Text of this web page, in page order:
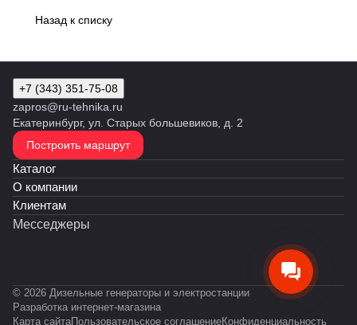
Назад к списку
+7 (343) 351-75-08
zapros@ru-tehnika.ru
Екатеринбург, ул. Старых большевиков, д. 2
Построить маршрут
Каталог
О компании
Клиентам
Месседжеры
© 2026 Дизельные генераторы и электростанции
Разработка интернет-магазина
Карта сайтаПользовательское соглашениеКонфиденциальность